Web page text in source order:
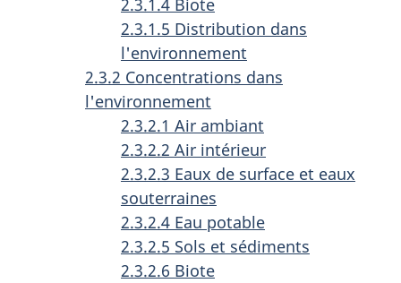
2.3.1.4 Biote
2.3.1.5 Distribution dans
l'environnement
2.3.2 Concentrations dans
l'environnement
2.3.2.1 Air ambiant
2.3.2.2 Air intérieur
2.3.2.3 Eaux de surface et eaux
souterraines
2.3.2.4 Eau potable
2.3.2.5 Sols et sédiments
2.3.2.6 Biote